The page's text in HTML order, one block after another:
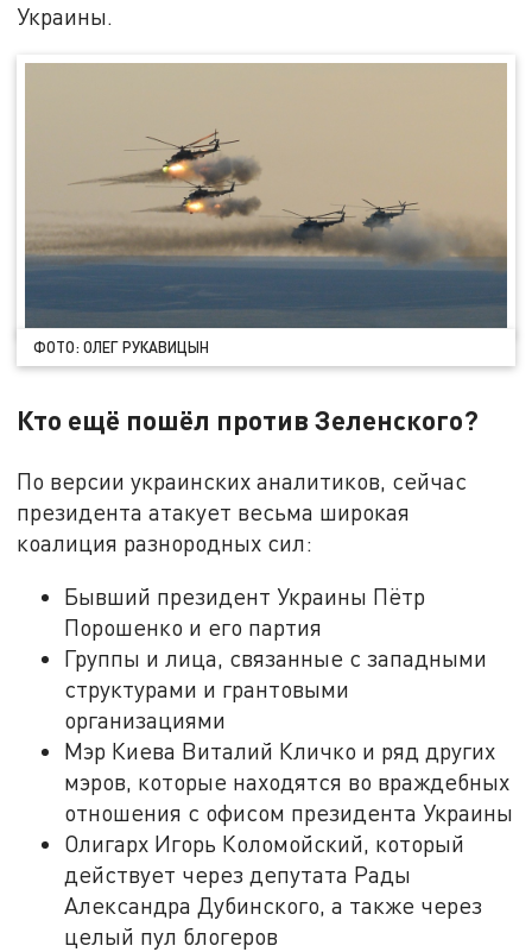
Украины.
ФОТО: ОЛЕГ РУКАВИЦЫН
Кто ещё пошёл против Зеленского?
По версии украинских аналитиков, сейчас
президента атакует весьма широкая
коалиция разнородных сил:
Бывший президент Украины Пётр
Порошенко и его партия
Группы и лица, связанные с западными
структурами и грантовыми
организациями
Мэр Киева Виталий Кличко и ряд других
мэров, которые находятся во враждебных
отношения с офисом президента Украины
Олигарх Игорь Коломойский, который
действует через депутата Рады
Александра Дубинского, а также через
целый пул блогеров